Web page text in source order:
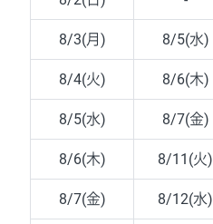
8/3(月) 8/5(水)
8/4(火) 8/6(木)
8/5(水) 8/7(金)
8/6(木) 8/11(火)
8/7(金) 8/12(水)